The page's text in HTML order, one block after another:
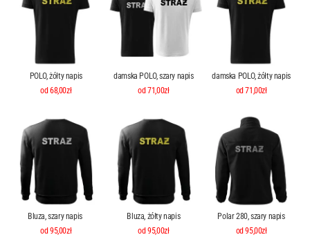
POLO, żółty napis
od 68,00zł
damska POLO, szary napis
od 71,00zł
damska POLO, żółty napis
od 71,00zł
Bluza, szary napis
od 95,00zł
Bluza, żółty napis
od 95,00zł
Polar 280, szary napis
od 95,00zł